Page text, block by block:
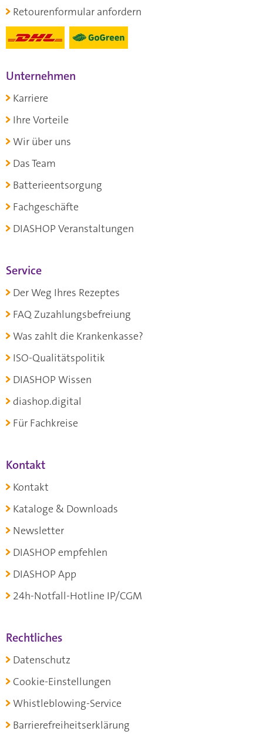
Retourenformular anfordern
Unternehmen
Karriere
Ihre Vorteile
Wir über uns
Das Team
Batterieentsorgung
Fachgeschäfte
DIASHOP Veranstaltungen
Service
Der Weg Ihres Rezeptes
FAQ Zuzahlungsbefreiung
Was zahlt die Krankenkasse?
ISO-Qualitätspolitik
DIASHOP Wissen
diashop.digital
Für Fachkreise
Kontakt
Kontakt
Kataloge & Downloads
Newsletter
DIASHOP empfehlen
DIASHOP App
24h-Notfall-Hotline IP/CGM
Rechtliches
Datenschutz
Cookie-Einstellungen
Whistleblowing-Service
Barrierefreiheitserklärung